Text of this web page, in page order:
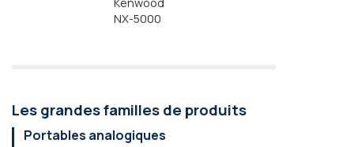
NX-5000
Les grandes familles de produits
Portables analogiques